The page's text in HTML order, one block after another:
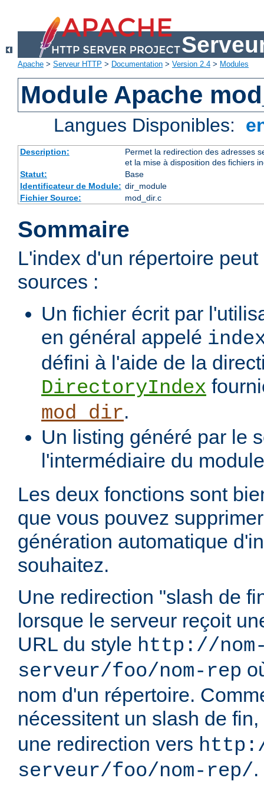
Apache > Serveur HTTP > Documentation > Version 2.4 > Modules
Module Apache
Langues Disponibles:
Description:
Permet la redirection des adresses
et la mise à disposition des fichiers
Statut:
Base
Identificateur de Module: dir_module
Fichier Source:
mod_dir.c
Sommaire
L'index d'un répertoire
sources :
Un fichier écrit par
en général appelé
défini à l'aide de la
DirectoryIndex
mod_dir.
Un listing généré par le
l'intermédiaire du
Les deux fonctions sont
que vous pouvez
génération automatique
souhaitez.
Une redirection "slash de
lorsque le serveur reçoit
URL du style http://
serveur/foo/nom-rep
nom d'un répertoire.
nécessitent un slash de fin,
une redirection vers
serveur/foo/nom-rep/.